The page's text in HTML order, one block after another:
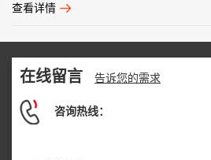
查看详情
在线留言 告诉您的需求
咨询热线：